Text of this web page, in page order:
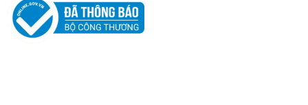
Độ chính xác độ ẩm ±3%RH (40 đến 60%),
Khoảng thời gian ghi